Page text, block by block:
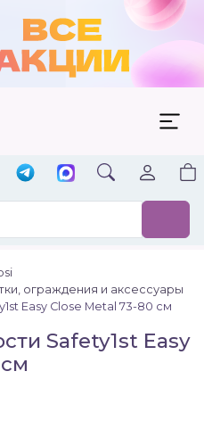
ограждения и аксессуары
Easy Close Metal 73-80 см
Safety1st Easy